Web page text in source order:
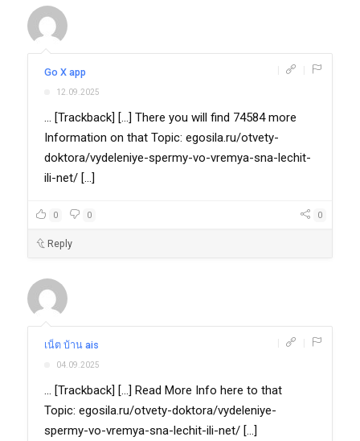
Go X app
12.09.2025
... [Trackback] [...] There you will find 74584 more
Information on that Topic: egosila.ru/otvety-
doktora/vydeleniye-spermy-vo-vremya-sna-lechit-
ili-net/ [...]
0 0 0
Reply
เน็ต บ้าน ais
04.09.2025
... [Trackback] [...] Read More Info here to that
Topic: egosila.ru/otvety-doktora/vydeleniye-
spermy-vo-vremya-sna-lechit-ili-net/ [...]